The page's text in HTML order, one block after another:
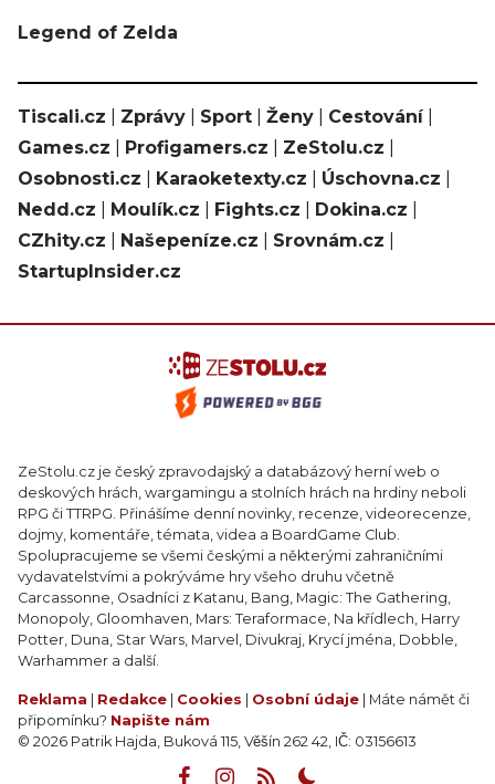
Legend of Zelda
Tiscali.cz Zprávy Sport Ženy Cestování|
Games.cz
Profigamers.cz ZeStolu.cz
Osobnosti.cz
Karaoketexty.cz Úschovna.cz
Nedd.cz
Moulík.cz Fights.cz Dokina.cz
CZhity.cz
Našepeníze.cz Srovnám.cz
StartupInsider.cz
ZeStolu.cz je český zpravodajský a databázový herní web o
deskových hrách, wargamingu a stolních hrách na hrdiny neboli
RPG či TTRPG. Přinášíme denní novinky, recenze, videorecenze,
dojmy, komentáře, témata, videa a BoardGame Club.
Spolupracujeme se všemi českými a některými zahraničními
vydavatelstvími a pokrýváme hry všeho druhu včetně
Carcassonne, Osadníci z Katanu, Bang, Magic: The Gathering,
Monopoly, Gloomhaven, Mars: Teraformace, Na křídlech, Harry
Potter, Duna, Star Wars, Marvel, Divukraj, Krycí jména, Dobble,
Warhammer a další.
Reklama Redakce Cookies Osobní údaje | Máte námět či
připomínku? Napište nám
© 2026 Patrik Hajda, Buková 115, Věšín 262 42, IČ: 03156613